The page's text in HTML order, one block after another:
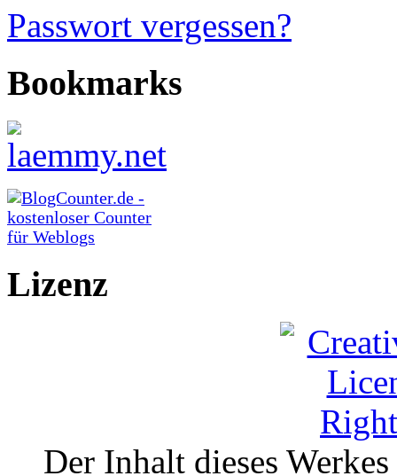
Passwort vergessen?
Bookmarks
Lizenz
Der Inhalt dieses